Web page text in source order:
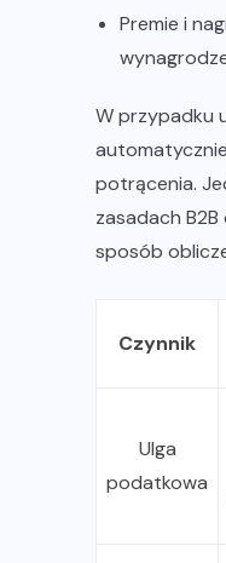
Premie i
W przypadku
potrącenia.
zasadach
sposób
Czynnik
Ulga
podatkowa